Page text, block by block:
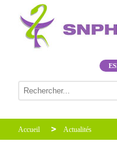
Accueil Actualités